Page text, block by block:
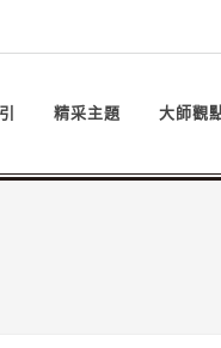
精采主題 大師觀